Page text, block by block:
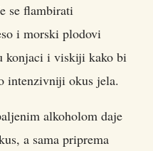
se flambirati
i morski plodovi
konjaci i viskiji kako bi
intenzivniji okus jela.
alkoholom daje
a sama priprema